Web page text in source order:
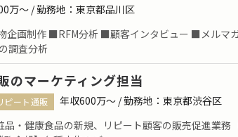
万〜 / 勤務地：東京都品川区
企画制作 ■RFM分析 ■顧客インタビュー ■メルマ
調査分析
のマーケティング担当
ピート通販
年収600万〜 / 勤務地：東京都渋谷区
・健康食品の新規、リピート顧客の販売促進業務